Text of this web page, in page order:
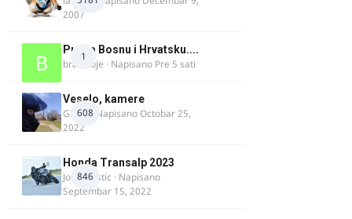
2007
1
Put za Bosnu i Hrvatsku....
bradivoje · Napisano Pre 5 sati
608
Veselo, kamere
GR 46· NapisanoOctobar 25,
2022
846
Honda Transalp 2023
Jovan Ristic · Napisano
Septembar 15, 2022